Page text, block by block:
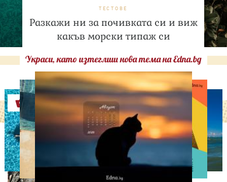
ТЕСТОВЕ
Разкажи ни за почивката си и виж
какъв морски типаж си
Украси, като изтеглиш нова тема на Edna.bg
Оферти
ИЗВЕСТНИ
A$AP Rocky и Риана с
откровено признание за
родителството